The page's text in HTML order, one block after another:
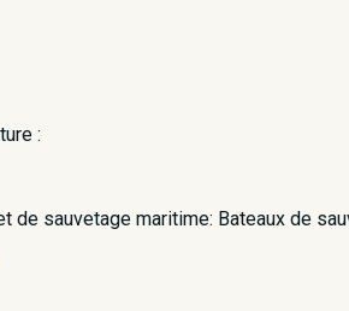
:
de sauvetage maritime: Bateaux de